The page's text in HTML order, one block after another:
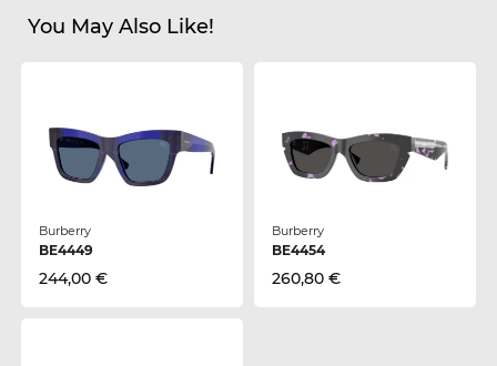
You May Also Like!
Burberry
BE4449
244,00 €
Burberry
BE4454
260,80 €